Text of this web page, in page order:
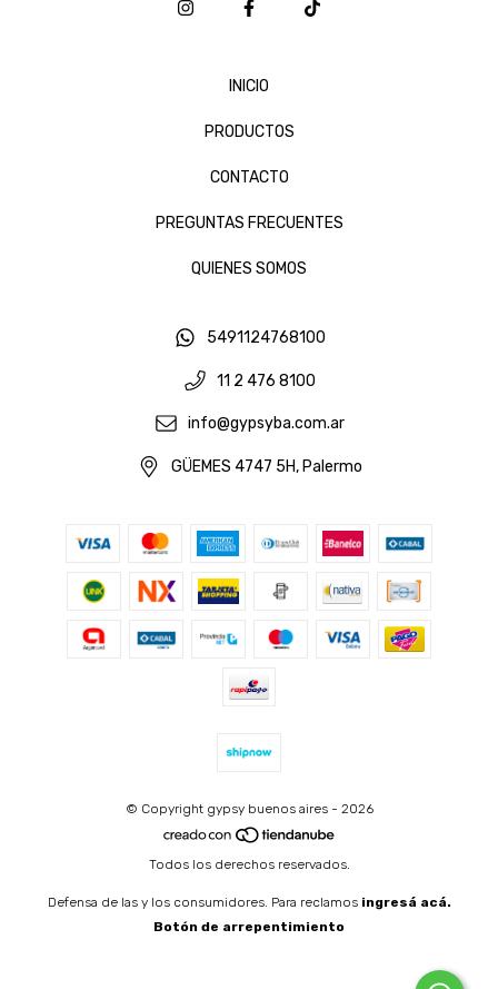
INICIO
PRODUCTOS
CONTACTO
PREGUNTAS FRECUENTES
QUIENES SOMOS
5491124768100
11 2 476 8100
info@gypsyba.com.ar
GÜEMES 4747 5H, Palermo
© Copyright gypsy buenos aires - 2026
Todos los derechos reservados.
Defensa de las y los consumidores. Para reclamos ingresá acá.
Botón de arrepentimiento